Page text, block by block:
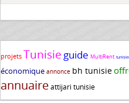
projets Tunisie guide MultiRent
économique annonce bh tunisie
annuaireattijari tunisie